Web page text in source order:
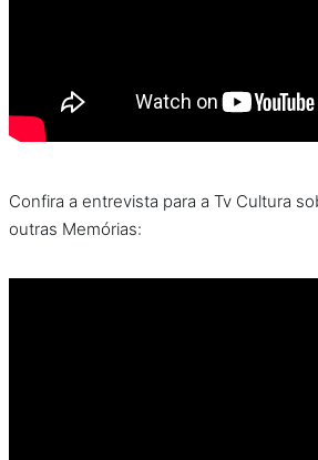
Confira a entrevista para a Tv Cultura
outras Memórias: